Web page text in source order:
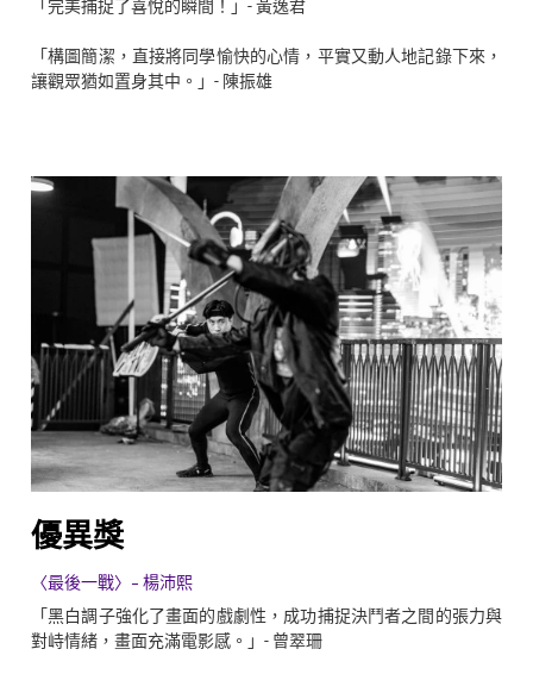
「完美捕捉了喜悅的瞬間！」- 黃逸君
「構圖簡潔，直接將同學愉快的心情，平實又動人地記錄下來，
讓觀眾猶如置身其中。」- 陳振雄
優異獎
〈最後一戰〉- 楊沛熙
「黑白調子強化了畫面的戲劇性，成功捕捉決鬥者之間的張力與
對峙情緒，畫面充滿電影感。」- 曾翠珊